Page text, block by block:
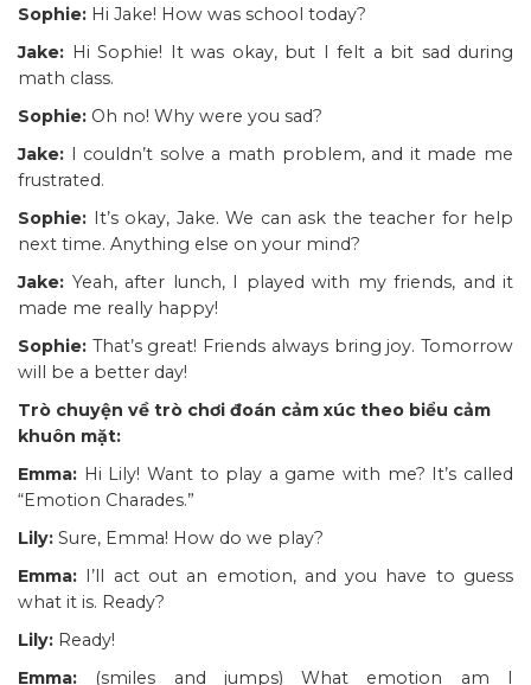
Sophie: Hi Jake! How was school today?
Jake: Hi Sophie! It was okay, but I felt a bit sad during
math class.
Sophie: Oh no! Why were you sad?
Jake: I couldn’t solve a math problem, and it made me
frustrated.
Sophie: It’s okay, Jake. We can ask the teacher for help
next time. Anything else on your mind?
Jake: Yeah, after lunch, I played with my friends, and it
made me really happy!
Sophie: That’s great! Friends always bring joy. Tomorrow
will be a better day!
Trò chuyện về trò chơi đoán cảm xúc theo biểu cảm
khuôn mặt:
Emma: Hi Lily! Want to play a game with me? It’s called
“Emotion Charades.”
Lily: Sure, Emma! How do we play?
Emma: I’ll act out an emotion, and you have to guess
what it is. Ready?
Lily: Ready!
Emma: (smiles and jumps) What emotion am I